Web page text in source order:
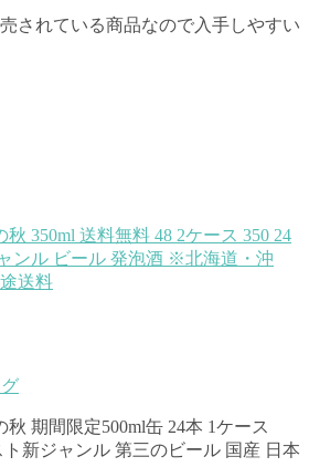
されている商品なので入手しやすい
350ml 送料無料 48 2ケース 350 24
ンル ビール 発泡酒 ※北海道・沖
送料
期間限定500ml缶 24本 1ケース
ト新ジャンル 第三のビール 国産 日本